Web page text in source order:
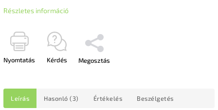
Részletes információ
Nyomtatás Kérdés Megosztás
Leírás Hasonló (3) Értékelés Beszélgetés